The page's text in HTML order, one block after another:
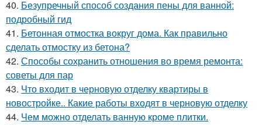
40. Безупречный способ создания пены для ванной:
подробный гид
41. Бетонная отмостка вокруг дома. Как правильно
сделать отмостку из бетона?
42. Способы сохранить отношения во время ремонта:
советы для пар
43. Что входит в черновую отделку квартиры в
новостройке.. Какие работы входят в черновую отделку
44. Чем можно отделать ванную кроме плитки.